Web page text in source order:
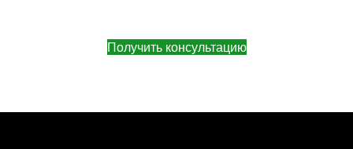
Получить консультацию